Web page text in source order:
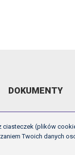
DOKUMENTY
REGULAMIN
UCHWAŁY
ciasteczek (plików
Twoich danych